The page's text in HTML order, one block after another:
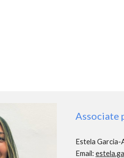
Associate
Estela Garcia-
Email: